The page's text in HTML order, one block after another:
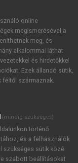
tudomásul
a szotar.netés a
online
megismerésével a
meg, és
alkalommal láthat
és hirdetőkkel
Ezek állandó sütik,
féltől származnak.
(mindig szükséges)
történő
és a felhasználók
szükséges sütik közé
szabott beállításokat